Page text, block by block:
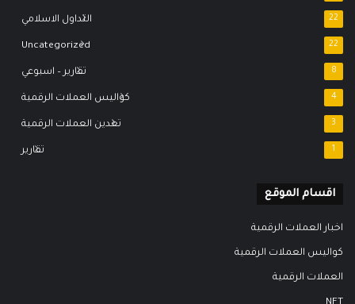
التداول الاسلامي 22
Uncategorized 22
تقارير – اسبوعي 8
كواليس العملات الرقمية 4
تعدين العملات الرقمية 3
تقارير 1
اقسام الموقع
اخبار العملات الرقمية
كواليس العملات الرقمية
العملات الرقمية